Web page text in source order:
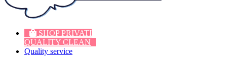
SHOP PRIVATI
QUALITY CLEAN
Quality service